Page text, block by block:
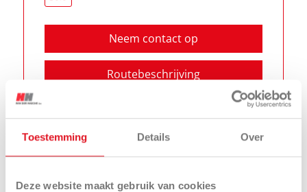
Toestemming Details Over
Deze website maakt gebruik van cookies
Neem contact op
Routebeschrijving
Lieving 45 ,9411 TCBeilen